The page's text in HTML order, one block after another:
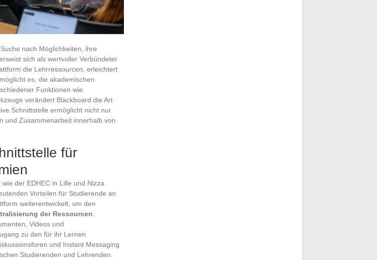
nach Möglichkeiten, ihre
sich als wertvoller Verbündeter
die Lehrressourcen, erleichtert
es, die akademischen
Funktionen wie
verändert Blackboard die Art
Schnittstelle ermöglicht nicht nur
und Zusammenarbeit innerhalb von
für
der EDHEC in Lille und Nizza
Vorteilen für Studierende an
weiterentwickelt, um den
der Ressourcen:
Videos und
zu den für ihr Lernen
und Instant Messaging
Studierenden und Lehrenden.